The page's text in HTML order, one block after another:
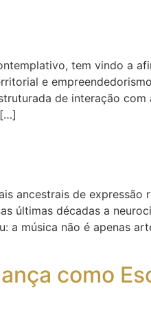
tem vindo a
e
de interação
ancestrais de
últimas décadas a
a música não é apenas
como